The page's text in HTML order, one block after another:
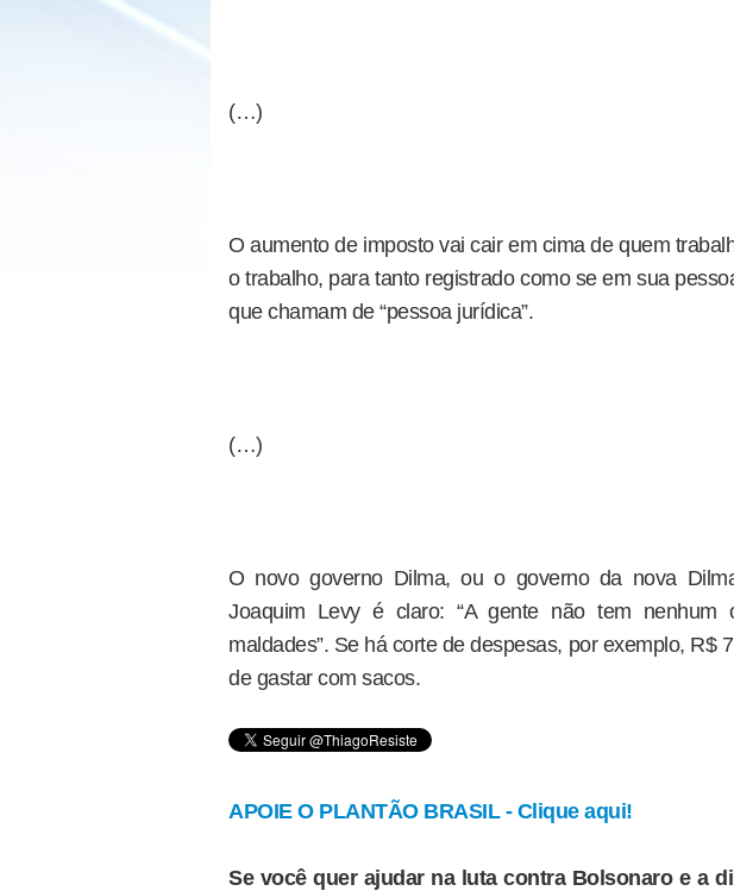
(…)
O aumento de imposto vai cair em cima de quem
o trabalho, para tanto registrado como se em sua
que chamam de “pessoa jurídica”.
(…)
O novo governo Dilma, ou o governo da nova
Joaquim Levy é claro: “A gente não tem nenhum
maldades”. Se há corte de despesas, por exemplo, R$
de gastar com sacos.
APOIE O PLANTÃO BRASIL - Clique aqui!
Se você quer ajudar na luta contra Bolsonaro e a